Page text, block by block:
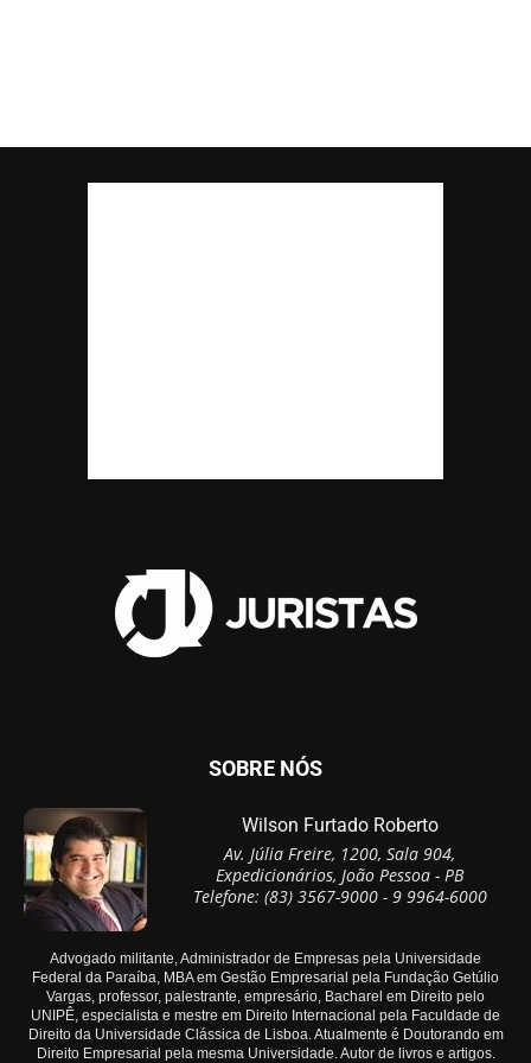
SOBRE NÓS
Wilson Furtado Roberto
Av. Júlia Freire, 1200, Sala 904,
Expedicionários, João Pessoa - PB
Telefone: (83) 3567-9000 - 9 9964-6000
Advogado militante, Administrador de Empresas pela Universidade
Federal da Paraíba, MBA em Gestão Empresarial pela Fundação Getúlio
Vargas, professor, palestrante, empresário, Bacharel em Direito pelo
UNIPÊ, especialista e mestre em Direito Internacional pela Faculdade de
Direito da Universidade Clássica de Lisboa. Atualmente é Doutorando em
Direito Empresarial pela mesma Universidade. Autor de livros e artigos.